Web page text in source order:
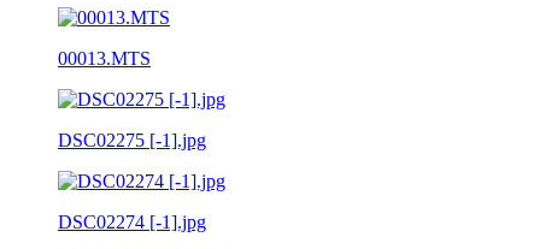
00013.MTS
DSC02275 [-1].jpg
DSC02274 [-1].jpg